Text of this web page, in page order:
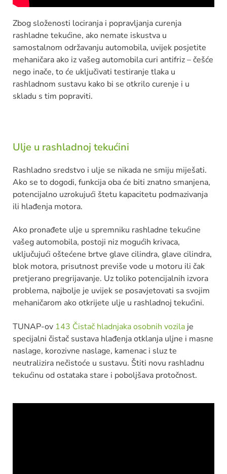
Zbog složenosti lociranja i popravljanja curenja
rashladne tekućine, ako nemate iskustva u
samostalnom održavanju automobila, uvijek posjetite
mehaničara ako iz vašeg automobila curi antifriz – češće
nego inače, to će uključivati testiranje tlaka u
rashladnom sustavu kako bi se otkrilo curenje i u
skladu s tim popraviti.
Ulje u rashladnoj tekućini
Rashladno sredstvo i ulje se nikada ne smiju miješati.
Ako se to dogodi, funkcija oba će biti znatno smanjena,
potencijalno uzrokujući štetu kapacitetu podmazivanja
ili hlađenja motora.
Ako pronađete ulje u spremniku rashladne tekućine
vašeg automobila, postoji niz mogućih krivaca,
uključujući oštećene brtve glave cilindra, glave cilindra,
blok motora, prisutnost previše vode u motoru ili čak
pretjerano pregrijavanje. Uz toliko potencijalnih izvora
problema, najbolje je uvijek se posavjetovati sa svojim
mehaničarom ako otkrijete ulje u rashladnoj tekućini.
TUNAP-ov 143 Čistač hladnjaka osobnih vozila je
specijalni čistač sustava hlađenja otklanja uljne i masne
naslage, korozivne naslage, kamenac i sluz te
neutralizira nečistoće u sustavu. Štiti novu rashladnu
tekućinu od ostataka stare i poboljšava protočnost.